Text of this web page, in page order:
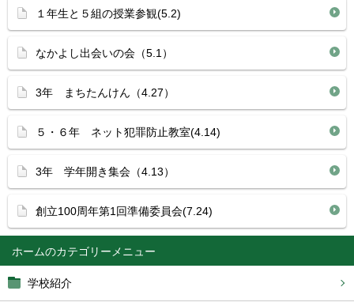
ホーム
学校紹介
１年生と５組の授業参観(5.2)
なかよし出会いの会（5.1）
3年 まちたんけん（4.27）
５・６年 ネット犯罪防止教室(4.14)
3年 学年開き集会（4.13）
創立100周年第1回準備委員会(7.24)